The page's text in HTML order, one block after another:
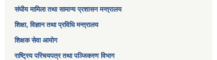
संघीय मामिला तथा सामान्य प्रशासन मन्त्रालय
शिक्षा, विज्ञान तथा प्रविधि मन्त्रालय
शिक्षक सेवा आयोग
राष्ट्रिय परिचयपत्र तथा पञ्जिकरण विभाग